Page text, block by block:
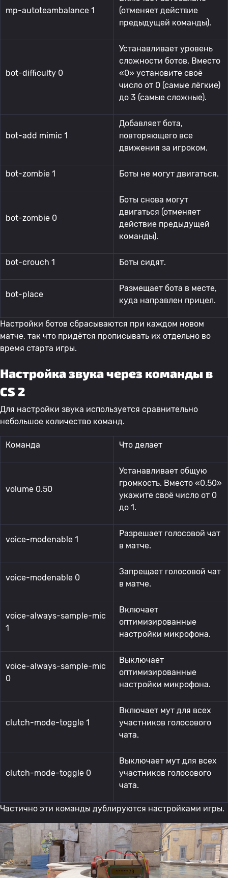
mp-autoteambalance 1
(отменяет действие
предыдущей команды).
bot-difficulty 0
Устанавливает уровень
сложности ботов. Вместо
«0» установите своё
число от 0 (самые лёгкие)
до 3 (самые сложные).
bot-add mimic 1
Добавляет бота,
повторяющего все
движения за игроком.
bot-zombie 1 Боты не могут двигаться.
bot-zombie 0
Боты снова могут
двигаться (отменяет
действие предыдущей
команды).
bot-crouch 1 Боты сидят.
bot-place
Размещает бота в месте,
куда направлен прицел.
Настройки ботов сбрасываются при каждом новом
матче, так что придётся прописывать их отдельно во
время старта игры.
Настройка звука через команды в
CS 2
Для настройки звука используется сравнительно
небольшое количество команд.
Команда Что делает
volume 0.50
Устанавливает общую
громкость. Вместо «0.50»
укажите своё число от 0
до 1.
voice-modenable 1
Разрешает голосовой чат
в матче.
voice-modenable 0
Запрещает голосовой чат
в матче.
voice-always-sample-mic
1
Включает
оптимизированные
настройки микрофона.
voice-always-sample-mic
0
Выключает
оптимизированные
настройки микрофона.
clutch-mode-toggle 1
Включает мут для всех
участников голосового
чата.
clutch-mode-toggle 0
Выключает мут для всех
участников голосового
чата.
Частично эти команды дублируются настройками игры.